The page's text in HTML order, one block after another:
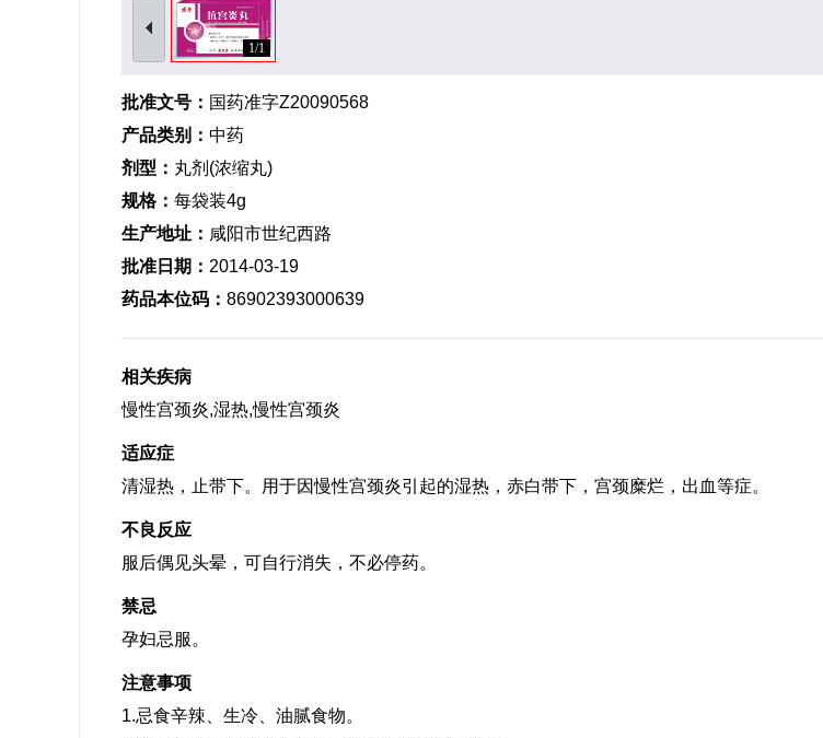
1/1
批准文号： 国药准字Z20090568
产品类别： 中药
剂型： 丸剂(浓缩丸)
规格： 每袋装4g
生产地址： 咸阳市世纪西路
批准日期： 2014-03-19
药品本位码： 86902393000639
相关疾病
慢性宫颈炎,湿热,慢性宫颈炎
适应症
清湿热，止带下。用于因慢性宫颈炎引起的湿热，赤白带下，宫颈糜烂，出血等症。
不良反应
服后偶见头晕，可自行消失，不必停药。
禁忌
孕妇忌服。
注意事项
1.忌食辛辣、生冷、油腻食物。